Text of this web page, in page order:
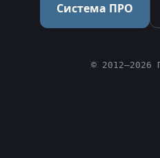
Система ПРО
© 2012–2026